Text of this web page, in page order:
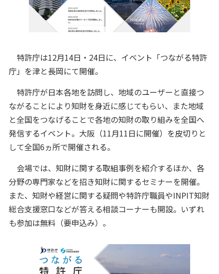
特許庁は12月14日・24日に、イベント「つながる特許
庁」を津と長岡にて開催。
特許庁が日本各地を訪問し、地域のユーザーと直接つ
ながることにより知財を身近に感じてもらい、また地域
と全国をつなげることで各地の知財の取り組みを全国へ
発信するイベント。大阪（11月11日に開催）を皮切りと
して全国6ヵ所で開催される。
会場では、知財に関する取組事例を紹介するほか、各
分野の専門家などを招き知財に関するセミナーを開催。
また、知財や経営に関する疑問や特許庁職員やINPIT知財
総合支援窓口などが答える相談コーナーも開設。いずれ
も参加は無料（要申込み）。